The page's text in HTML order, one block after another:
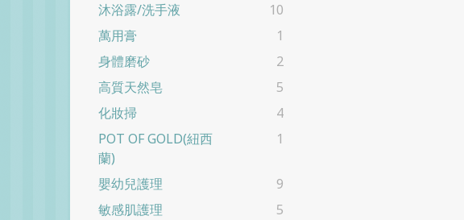
沐浴露/洗手液
10
萬用膏
1
身體磨砂
2
高質天然皂
5
化妝掃
4
POT OF GOLD(紐西
蘭)
1
嬰幼兒護理
9
敏感肌護理
5